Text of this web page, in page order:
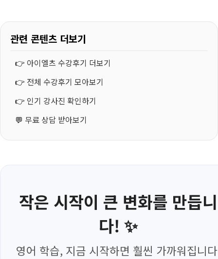
관련 콘텐츠 더보기
👉 아이엘츠 수강후기 더보기
👉 전체 수강후기 모아보기
👉 인기 강사진 확인하기
💬 무료 상담 받아보기
작은 시작이 큰 변화를 만듭니
다! ✨
영어 학습, 지금 시작하면 훨씬 가까워집니